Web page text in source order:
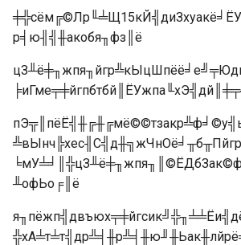
р╡ю╢╣╫акобя╖фз║ё
╨офЬо╒║ё